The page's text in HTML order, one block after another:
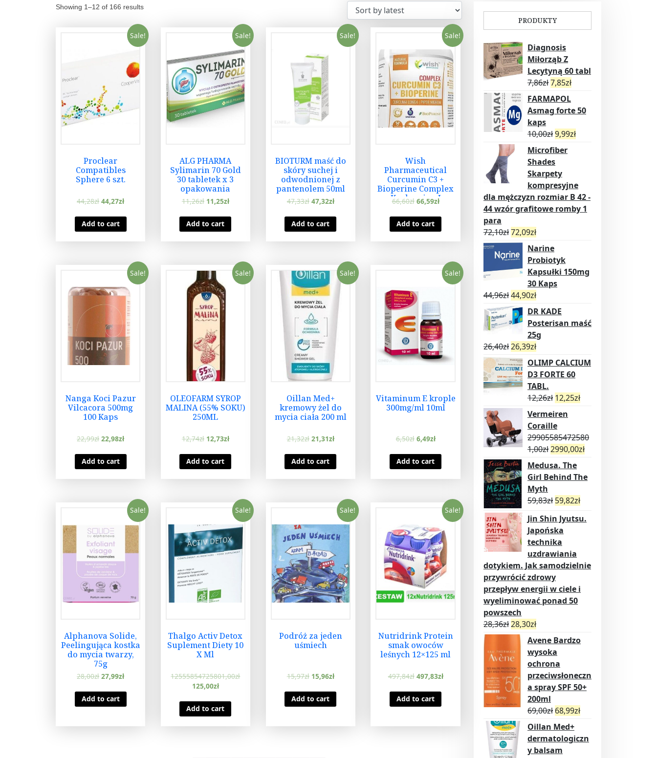
Showing 1–12 of 166 results
Sale!
Proclear
Compatibles
Sphere 6 szt.
44,28zł 44,27zł
Add to cart
Sale!
ALG PHARMA
Sylimarin 70 Gold
30 tabletek x 3
opakowania
11,26zł 11,25zł
Add to cart
Sale!
BIOTURM maść do
skóry suchej i
odwodnionej z
pantenolem 50ml
47,33zł 47,32zł
Add to cart
Sale!
Wish
Pharmaceutical
Curcumin C3 +
Bioperine Complex
Kurkumina I
Piperyna 120kaps.
66,60zł 66,59zł
Add to cart
Sale!
Nanga Koci Pazur
Vilcacora 500mg
100 Kaps
22,99zł 22,98zł
Add to cart
Sale!
OLEOFARM SYROP
MALINA (55% SOKU)
250ML
12,74zł 12,73zł
Add to cart
Sale!
Oillan Med+
kremowy żel do
mycia ciała 200 ml
21,32zł 21,31zł
Add to cart
Sale!
Vitaminum E krople
300mg/ml 10ml
6,50zł 6,49zł
Add to cart
Sale!
Alphanova Solide,
Peelingująca kostka
do mycia twarzy,
75g
28,00zł 27,99zł
Add to cart
Sale!
Thalgo Activ Detox
Suplement Diety 10
X Ml
12555854725801,00zł
125,00zł
Add to cart
Sale!
Podróż za jeden
uśmiech
15,97zł 15,96zł
Add to cart
Sale!
Nutridrink Protein
smak owoców
leśnych 12×125 ml
497,84zł 497,83zł
Add to cart
PRODUKTY
Diagnosis
Miłorząb Z
Lecytyną 60 tabl
7,86zł7,85zł
FARMAPOL
Asmag forte 50
kaps
10,00zł9,99zł
Microfiber
Shades
Skarpety
kompresyjne
dla mężczyzn rozmiar B 42 -
44 wzór grafitowe romby 1
para
72,10zł72,09zł
Narine
Probiotyk
Kapsułki 150mg
30 Kaps
44,96zł44,90zł
DR KADE
Posterisan maść
25g
26,40zł26,39zł
OLIMP CALCIUM
D3 FORTE 60
TABL.
12,26zł 12,25zł
Vermeiren
Coraille
29905585472580
1,00zł2990,00zł
Medusa. The
Girl Behind The
Myth
59,83zł 59,82zł
Jin Shin Jyutsu.
Japońska
technika
uzdrawiania
dotykiem. Jak samodzielnie
przywrócić zdrowy
przepływ energii w ciele i
wyeliminować ponad 50
powszech
28,36zł28,30zł
Avene Bardzo
wysoka
ochrona
przeciwsłoneczn
a spray SPF 50+
200ml
69,00zł 68,99zł
Oillan Med+
dermatologiczn
y balsam